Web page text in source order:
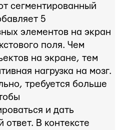
сегментированный
5
элементов на экран
поля. Чем
на экране, тем
нагрузка на мозг.
требуется больше
и дать
ответ. В контексте